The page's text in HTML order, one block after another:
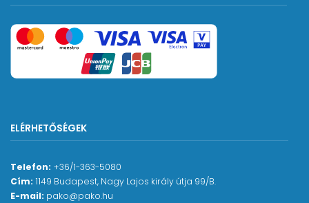
ELÉRHETŐSÉGEK
Telefon: +36/1-363-5080
Cím: 1149 Budapest, Nagy Lajos király útja 99/B.
E-mail: pako@pako.hu